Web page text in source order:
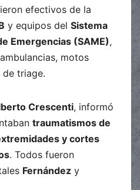
efectivos de la
y equipos del Sistema
Emergencias (SAME),
motos
de triage.
Crescenti, informó
traumatismos de
y cortes
. Todos fueron
Fernández y